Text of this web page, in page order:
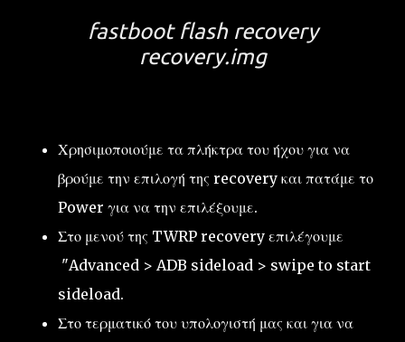
fastboot flash recovery
recovery.img
Χρησιμοποιούμε τα πλήκτρα του ήχου για να
βρούμε την επιλογή της recovery και πατάμε το
Power για να την επιλέξουμε.
Στο μενού της TWRP recovery επιλέγουμε
"Advanced > ADB sideload > swipe to start
sideload.
Στο τερματικό του υπολογιστή μας και για να